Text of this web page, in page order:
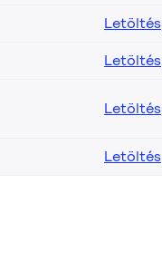
Letöltés
Letöltés
Letöltés
Letöltés